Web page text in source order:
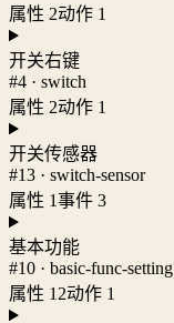
属性 2动作 1
开关右键
#4 · switch
属性 2动作 1
开关传感器
#13 · switch-sensor
属性 1事件 3
基本功能
#10 · basic-func-setting
属性 12动作 1